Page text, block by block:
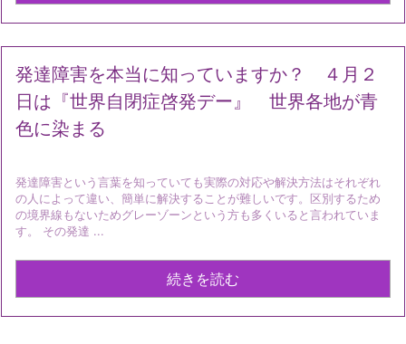
発達障害を本当に知っていますか？ ４月２
日は『世界自閉症啓発デー』 世界各地が青
色に染まる
発達障害という言葉を知っていても実際の対応や解決方法はそれぞれ
の人によって違い、簡単に解決することが難しいです。区別するため
の境界線もないためグレーゾーンという方も多くいると言われていま
す。 その発達 ...
続きを読む